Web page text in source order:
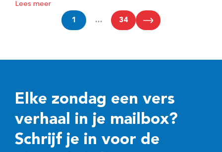
Lees meer
1 … 34
Elke zondag een vers
verhaal in je mailbox?
Schrijf je in voor de